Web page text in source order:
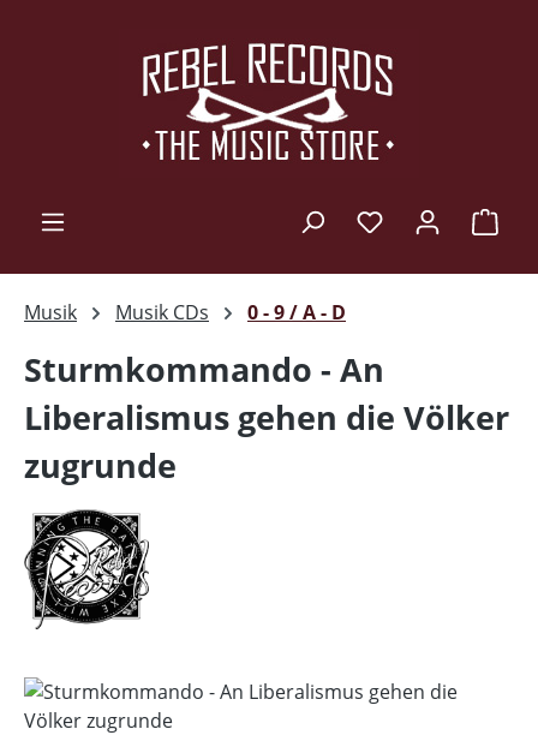
Musik Musik CDs 0 - 9 / A - D
Sturmkommando - An
Liberalismus gehen die Völker
zugrunde
Bildergalerie überspringen